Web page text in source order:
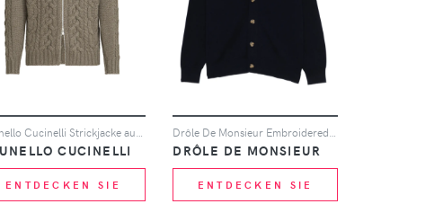
CUCINELLI
ENTDECKEN SIE
DRÔLE DE MONSIEUR
ENTDECKEN SIE